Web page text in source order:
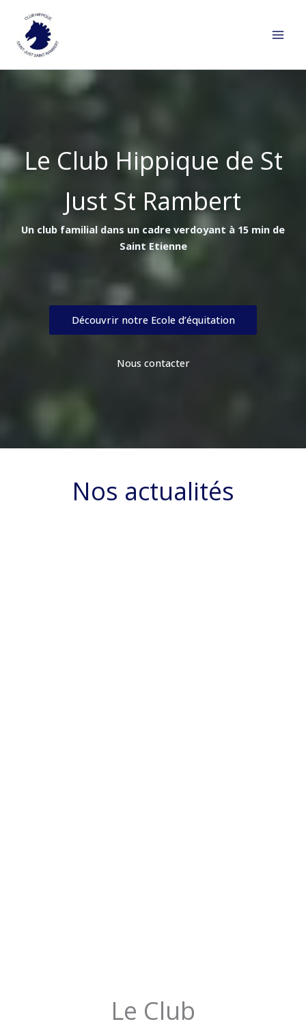
contenu
Le Club Hippique de St
Just St Rambert
Un club familial dans un cadre verdoyant à 15 min de
Saint Etienne
Découvrir notre Ecole d’équitation
Nous contacter
Nos actualités
Le Club